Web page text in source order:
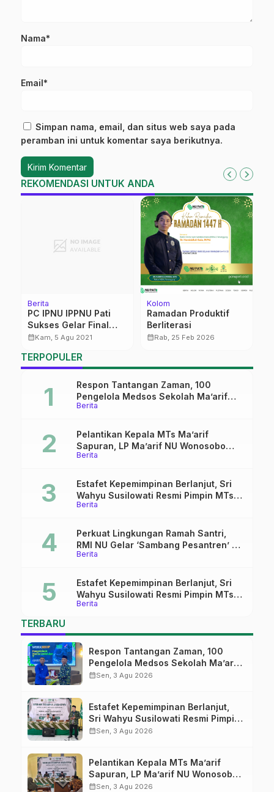
Nama*
Email*
Simpan nama, email, dan situs web saya pada
peramban ini untuk komentar saya berikutnya.
REKOMENDASI UNTUK ANDA
Berita
PC IPNU IPPNU Pati
Sukses Gelar Final
Duta Pelajar NU Pati
calendar_monthKam, 5 Agu 2021
Kolom
Ramadan Produktif
Berliterasi
calendar_monthRab, 25 Feb 2026
TERPOPULER
Berita
Respon Tantangan Zaman, 100
Pengelola Medsos Sekolah Ma’arif
Pekalongan Ikuti Pelatihan Literasi
Berita
Pelantikan Kepala MTs Ma’arif
Sapuran, LP Ma’arif NU Wonosobo
Tekankan Lima Amanah
Berita
Estafet Kepemimpinan Berlanjut, Sri
Wahyu Susilowati Resmi Pimpin MTs
Ma’arif Sapuran
Berita
Perkuat Lingkungan Ramah Santri,
RMI NU Gelar ‘Sambang Pesantren’ di
Pati
Berita
Estafet Kepemimpinan Berlanjut, Sri
Wahyu Susilowati Resmi Pimpin MTs
Ma’arif Sapuran
TERBARU
Respon Tantangan Zaman, 100
Pengelola Medsos Sekolah Ma’arif
Pekalongan Ikuti Pelatihan Literasi
calendar_monthSen, 3 Agu 2026
Estafet Kepemimpinan Berlanjut,
Sri Wahyu Susilowati Resmi Pimpin
MTs Ma’arif Sapuran
calendar_monthSen, 3 Agu 2026
Pelantikan Kepala MTs Ma’arif
Sapuran, LP Ma’arif NU Wonosobo
Tekankan Lima Amanah
calendar_monthSen, 3 Agu 2026